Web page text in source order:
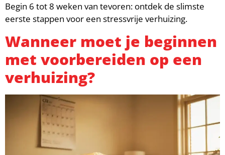
Begin 6 tot 8 weken van tevoren: ontdek de slimste
eerste stappen voor een stressvrije verhuizing.
Wanneer moet je beginnen
met voorbereiden op een
verhuizing?